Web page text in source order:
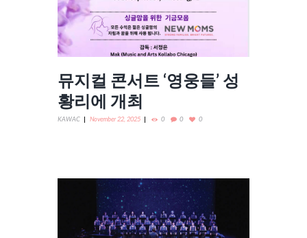
뮤지컬 콘서트 ‘영웅들’ 성
황리에 개최
KAWAC November 22, 2025 0 0 0